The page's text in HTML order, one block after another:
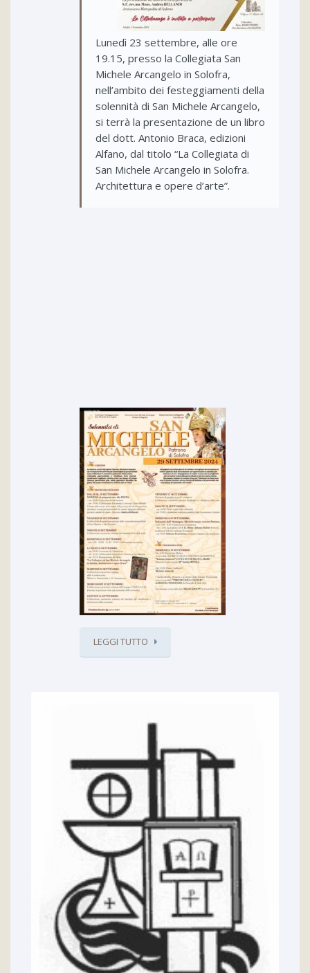
Lunedì 23 settembre, alle ore
19.15, presso la Collegiata San
Michele Arcangelo in Solofra,
nell’ambito dei festeggiamenti della
solennità di San Michele Arcangelo,
si terrà la presentazione de un libro
del dott. Antonio Braca, edizioni
Alfano, dal titolo “La Collegiata di
San Michele Arcangelo in Solofra.
Architettura e opere d’arte”.
LEGGI TUTTO